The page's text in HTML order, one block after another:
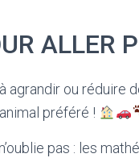
ALLER
agrandir ou réduire
préféré !
pas : les